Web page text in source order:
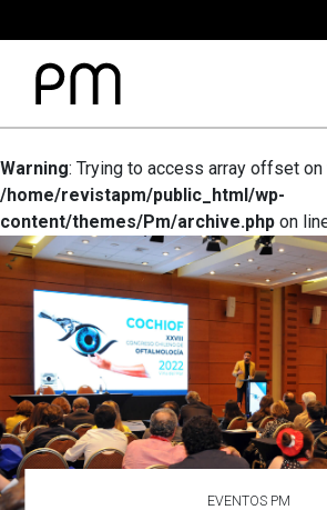
Warning: Trying to access array offset
/home/revistapm/public_html/wp-
content/themes/Pm/archive.php on
EVENTOS PM